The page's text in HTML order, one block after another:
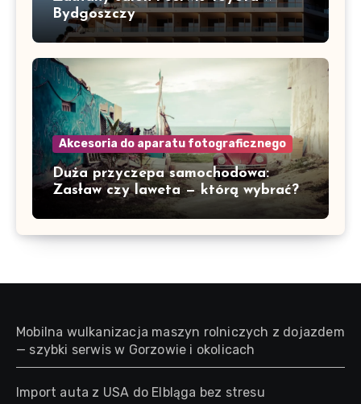
Bydgoszczy
Akcesoria do aparatu fotograficznego
Duża przyczepa samochodowa:
Zasław czy laweta — którą wybrać?
Mobilna wulkanizacja maszyn rolniczych z dojazdem
— szybki serwis w Gorzowie i okolicach
Import auta z USA do Elbląga bez stresu